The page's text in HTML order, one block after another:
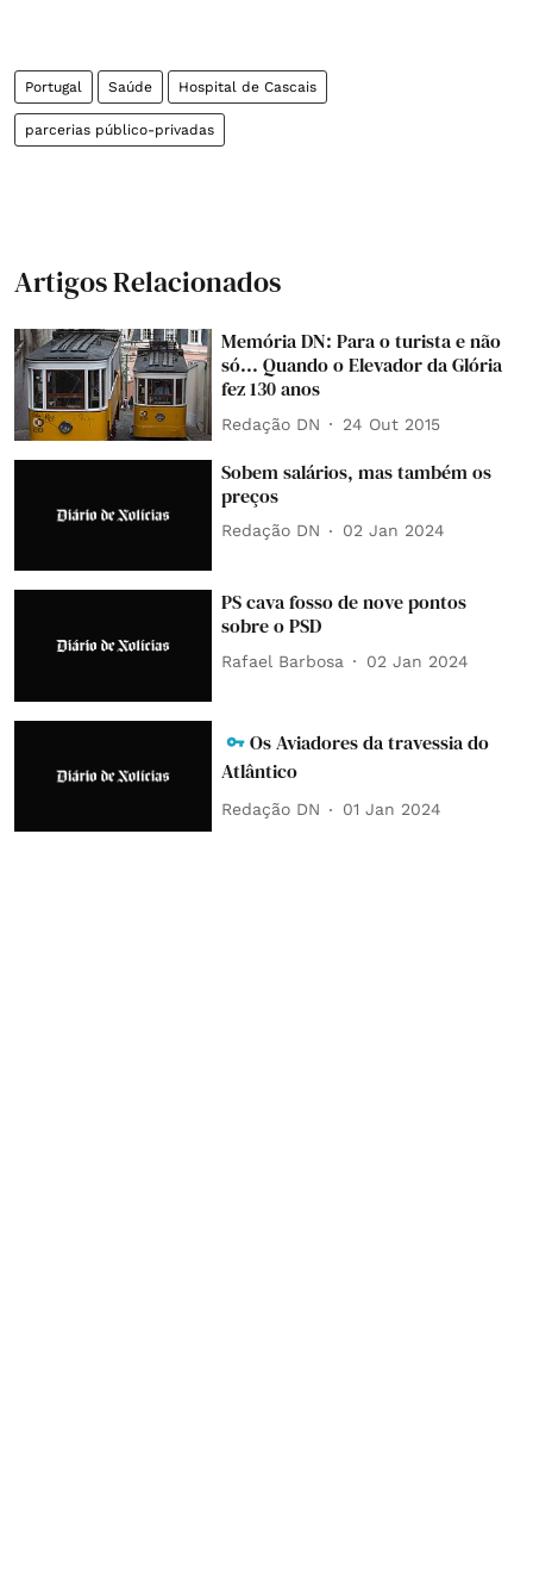
Portugal Saúde Hospital de Cascais
parcerias público-privadas
Artigos Relacionados
Memória DN: Para o turista e não
só... Quando o Elevador da Glória
fez 130 anos
Redação DN 24 Out 2015
Sobem salários, mas também os
preços
Redação DN 02 Jan 2024
PS cava fosso de nove pontos
sobre o PSD
Rafael Barbosa 02 Jan 2024
Os Aviadores da travessia do
Atlântico
Redação DN 01 Jan 2024